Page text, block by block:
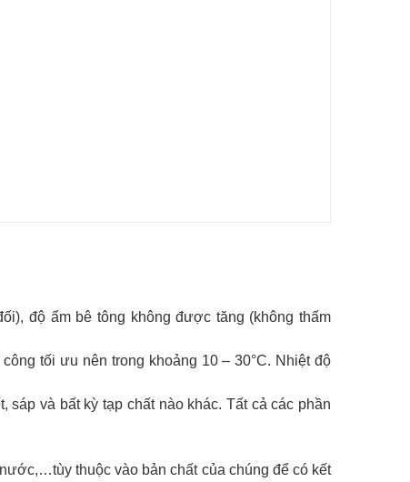
độ ẩm bê tông không được tăng (không thấm
tối ưu nên trong khoảng 10 – 30°C. Nhiệt độ
và bất kỳ tạp chất nào khác. Tất cả các phần
thuộc vào bản chất của chúng để có kết